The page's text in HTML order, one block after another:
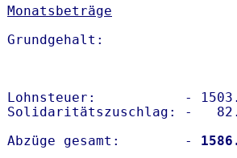
Monatsbeträge
Lohnsteuer:           -
Solidaritätszuschlag: -
Abzüge gesamt:        -